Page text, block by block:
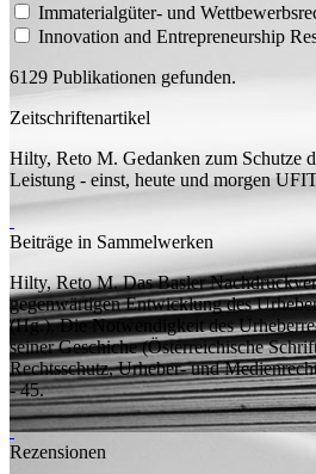
Immaterialgüter- und
Innovation and Entrepreneurship
6129 Publikationen gefunden.
Zeitschriftenartikel
Hilty, Reto M. Gedanken zum Schutze
Leistung - einst, heute und morgen
Beiträge in Sammelwerken
Hilty, Reto M. Das Basler
gegenwärtigen Entwicklung des
(Hg.), Die Notwendigkeit des
seiner Geschiche (Österreichische
Rechtsschutz, Urheber- und
- 45.
Rezensionen